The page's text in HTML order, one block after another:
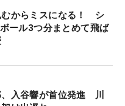
むからミスになる！ シ
ール3つ分まとめて飛ば
入谷響が首位発進 川